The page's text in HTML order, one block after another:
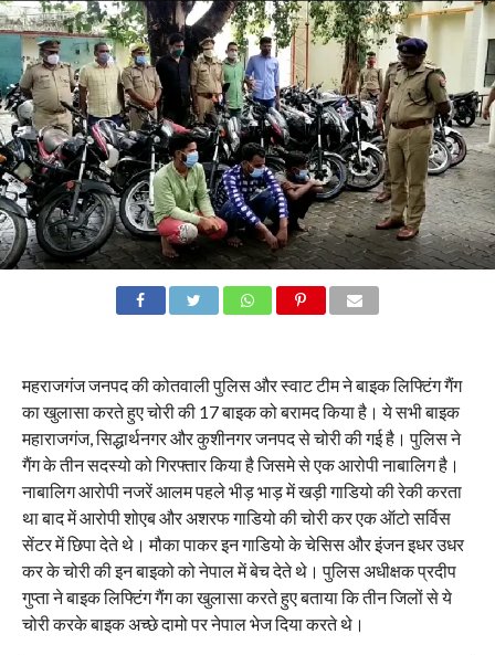
महराजगंज जनपद की कोतवाली पुलिस और स्वाट टीम ने बाइक लिफ्टिंग गैंग
का खुलासा करते हुए चोरी की 17 बाइक को बरामद किया है। ये सभी बाइक
महाराजगंज, सिद्धार्थनगर और कुशीनगर जनपद से चोरी की गई है। पुलिस ने
गैंग के तीन सदस्यो को गिरफ्तार किया है जिसमे से एक आरोपी नाबालिग है।
नाबालिग आरोपी नजरें आलम पहले भीड़ भाड़ में खड़ी गाडियो की रेकी करता
था बाद में आरोपी शोएब और अशरफ गाडियो की चोरी कर एक ऑटो सर्विस
सेंटर में छिपा देते थे। मौका पाकर इन गाडियो के चेसिस और इंजन इधर उधर
कर के चोरी की इन बाइको को नेपाल में बेच देते थे। पुलिस अधीक्षक प्रदीप
गुप्ता ने बाइक लिफ्टिंग गैंग का खुलासा करते हुए बताया कि तीन जिलों से ये
चोरी करके बाइक अच्छे दामो पर नेपाल भेज दिया करते थे।